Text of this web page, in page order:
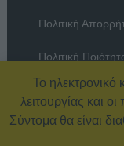
Πολιτική
Πολιτική
Όροι χρήσης
Το ηλεκτρονικό
λειτουργίας και
Σύντομα θα είναι